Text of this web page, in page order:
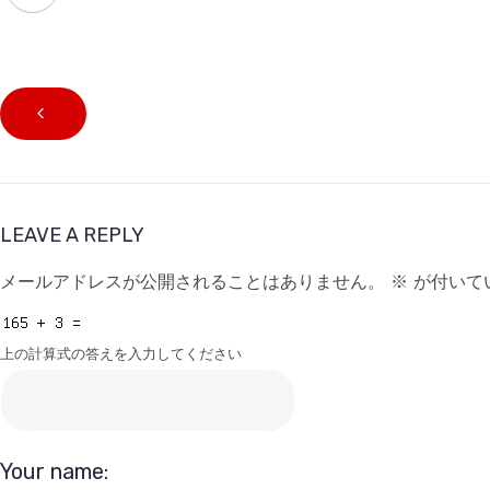
LEAVE A REPLY
メールアドレスが公開されることはありません。 ※ が付いて
上の計算式の答えを入力してください
Your name: